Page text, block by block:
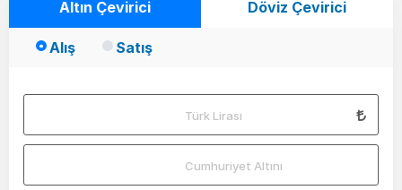
Altın Çevirici Döviz Çevirici
Alış Satış
Türk Lirası
Cumhuriyet Altını